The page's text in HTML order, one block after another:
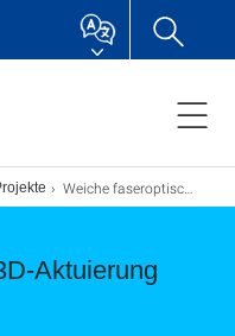
Weiche faseroptische 3D-Aktuierung
Aktuierung